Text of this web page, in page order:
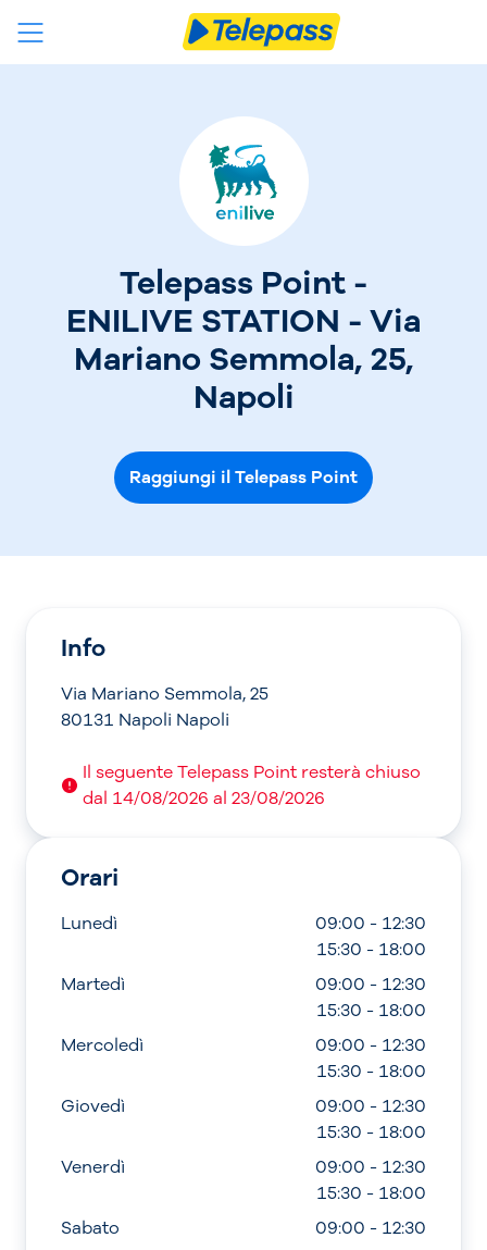
Telepass Point -
ENILIVE STATION - Via
Mariano Semmola, 25,
Napoli
Raggiungi il Telepass Point
Info
Via Mariano Semmola, 25
80131 Napoli Napoli
Il seguente Telepass Point resterà chiuso
dal 14/08/2026 al 23/08/2026
Orari
Lunedì
09:00 - 12:30
15:30 - 18:00
Martedì
09:00 - 12:30
15:30 - 18:00
Mercoledì
09:00 - 12:30
15:30 - 18:00
Giovedì
09:00 - 12:30
15:30 - 18:00
Venerdì
09:00 - 12:30
15:30 - 18:00
Sabato
09:00 - 12:30